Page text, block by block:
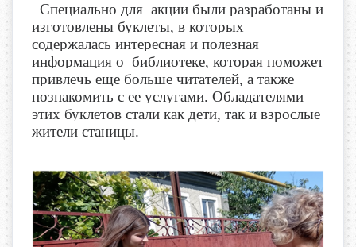
Специально для акции были разработаны и
изготовлены буклеты, в которых
содержалась интересная и полезная
информация о библиотеке, которая поможет
привлечь еще больше читателей, а также
познакомить с ее услугами. Обладателями
этих буклетов стали как дети, так и взрослые
жители станицы.